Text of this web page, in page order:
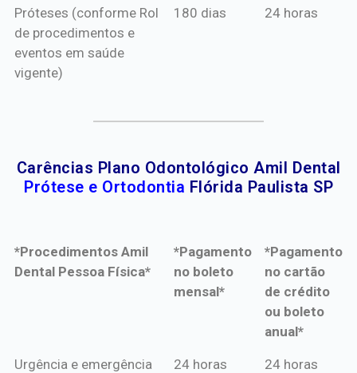
Próteses (conforme Rol
de procedimentos e
eventos em saúde
vigente)
180 dias 24 horas
Carências Plano Odontológico Amil Dental
Prótese e Ortodontia Flórida Paulista SP
*Procedimentos Amil
Dental Pessoa Física*
*Pagamento
no boleto
mensal*
*Pagamento
no cartão
de crédito
ou boleto
anual*
*Procedimentos Amil
*Pagamento
*Pagamento
Urgência e emergência 24 horas 24 horas